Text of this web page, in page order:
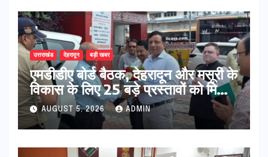
उत्तराखंड देहरादून बड़ी खबर
एमडीडीए बोर्ड बैठक, देहरादून और मसूरी के
विकास के लिए 25 बड़े प्रस्तावों को मिली
हरी झंडी
AUGUST 5, 2026 ADMIN